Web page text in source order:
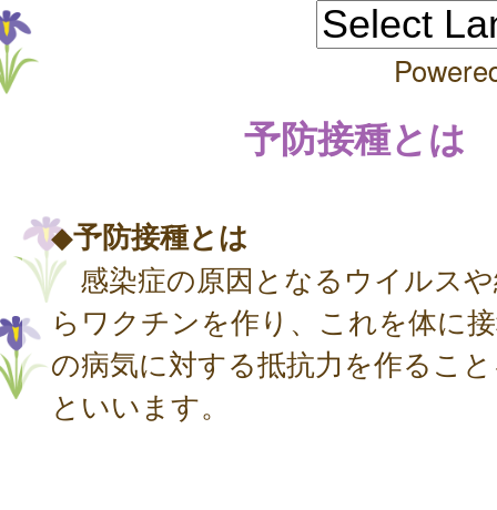
予防接種とは
◆予防接種とは
感染症の原因となるウイルスや
らワクチンを作り、これを体に
の病気に対する抵抗力を作るこ
といいます。